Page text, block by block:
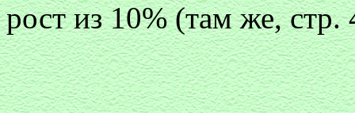
рост из 10% (там же, стр.